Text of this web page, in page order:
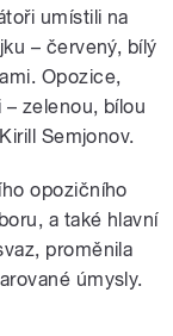
umístili na
– červený, bílý
Opozice,
zelenou, bílou
Semjonov.
opozičního
a také hlavní
proměnila
úmysly.